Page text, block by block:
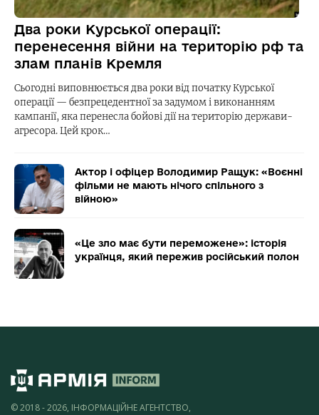
Два роки Курської операції:
перенесення війни на територію рф та
злам планів Кремля
Сьогодні виповнюється два роки від початку Курської
операції — безпрецедентної за задумом і виконанням
кампанії, яка перенесла бойові дії на територію держави-
агресора. Цей крок…
Актор і офіцер Володимир Ращук: «Воєнні
фільми не мають нічого спільного з
війною»
«Це зло має бути переможене»: історія
українця, який пережив російський полон
© 2018 - 2026, ІНФОРМАЦІЙНЕ АГЕНТСТВО,